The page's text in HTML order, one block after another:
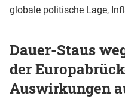
globale politische Lage,
Dauer-Staus
der
Auswirkungen